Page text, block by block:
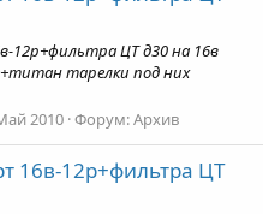
12р+фильтра ЦТ д30 на 16в
тарелки под них
2010 Форум:Архив
16в-12р+фильтра ЦТ